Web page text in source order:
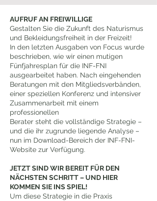
AUFRUF AN FREIWILLIGE
Gestalten Sie die Zukunft des Naturismus
und Bekleidungsfreiheit in der Freizeit!
In den letzten Ausgaben von Focus wurde
beschrieben, wie wir einen mutigen
Fünfjahresplan für die INF-FNI
ausgearbeitet haben. Nach eingehenden
Beratungen mit den Mitgliedsverbänden,
einer speziellen Konferenz und intensiver
Zusammenarbeit mit einem
professionellen
Berater steht die vollständige Strategie –
und die ihr zugrunde liegende Analyse –
nun im Download-Bereich der INF-FNI-
Website zur Verfügung.
JETZT SIND WIR BEREIT FÜR DEN
NÄCHSTEN SCHRITT – UND HIER
KOMMEN SIE INS SPIEL!
Um diese Strategie in die Praxis